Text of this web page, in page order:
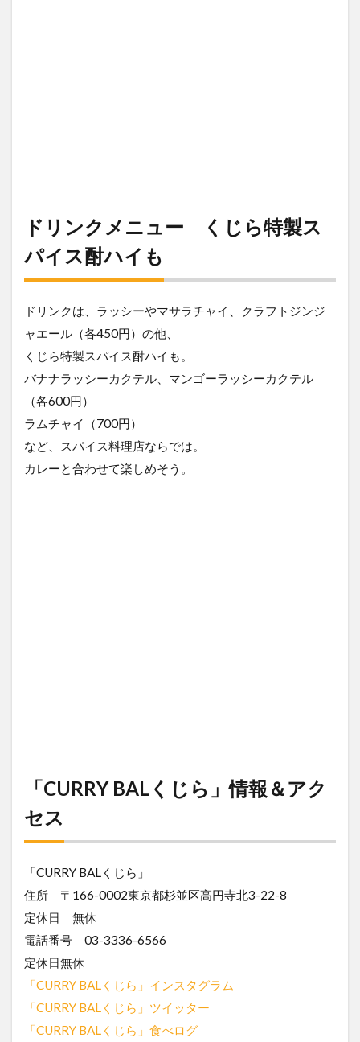
ドリンクメニュー くじら特製ス
パイス酎ハイも
ドリンクは、ラッシーやマサラチャイ、クラフトジンジ
ャエール（各450円）の他、
くじら特製スパイス酎ハイも。
バナナラッシーカクテル、マンゴーラッシーカクテル
（各600円）
ラムチャイ（700円）
など、スパイス料理店ならでは。
カレーと合わせて楽しめそう。
「CURRY BALくじら」情報＆アク
セス
「CURRY BALくじら」
住所 〒166-0002東京都杉並区高円寺北3-22-8
定休日 無休
電話番号 03-3336-6566
定休日無休
「CURRY BALくじら」インスタグラム
「CURRY BALくじら」ツイッター
「CURRY BALくじら」食べログ